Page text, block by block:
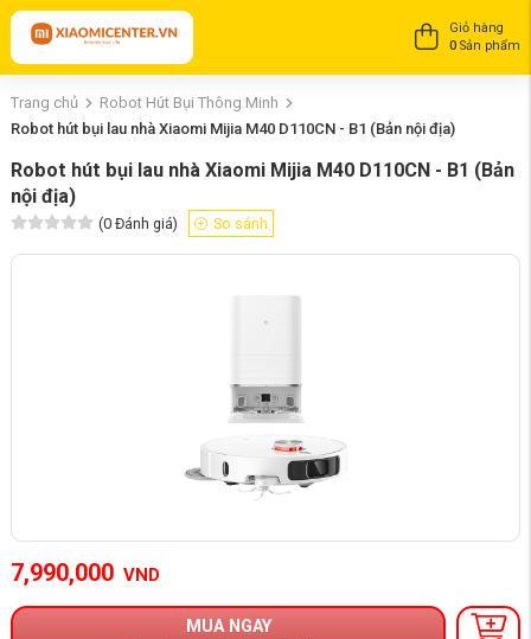
Giỏ hàng
0 Sản phẩm
Trang chủ
Robot Hút Bụi Thông Minh
Robot hút bụi lau nhà Xiaomi Mijia M40 D110CN - B1 (Bản nội địa)
Robot hút bụi lau nhà Xiaomi Mijia M40 D110CN - B1 (Bản
nội địa)
(0 Đánh giá) So sánh
7,990,000 VND
MUA NGAY